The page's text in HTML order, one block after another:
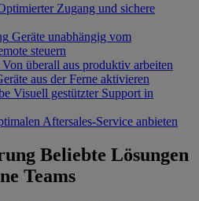
Zugang und sichere
Geräte unabhängig vom
steuern
Von überall aus produktiv arbeiten
aus der Ferne aktivieren
Visuell gestützter Support in
Aftersales-Service anbieten
Beliebte Lösungen
Teams